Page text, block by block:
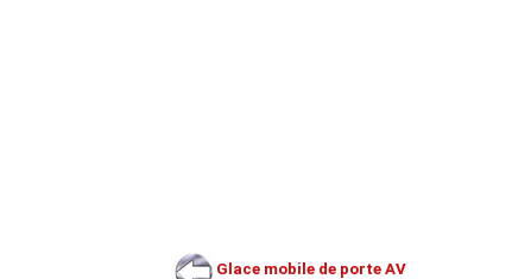
Glace mobile de porte AV